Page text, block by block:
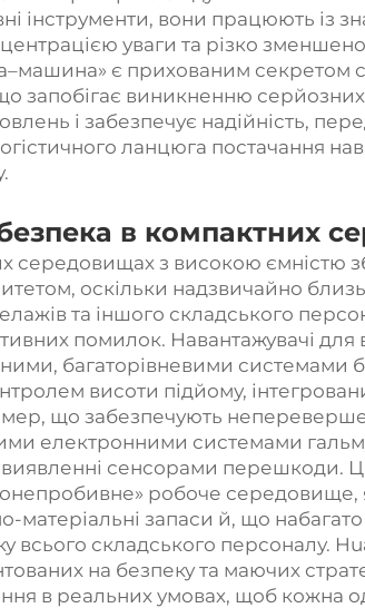
інструменти, вони працюють із
уваги та різко
є прихованим секретом
запобігає виникненню серйозних
і забезпечує надійність,
ланцюга постачання
в компактних
середовищах з високою ємністю
оскільки надзвичайно
та іншого складського
помилок. Навантажувачі для
багаторівневими системами
висоти підйому,
що забезпечують
електронними системами
сенсорами перешкоди.
робоче середовище,
матеріальні запаси й, що
всього складського персоналу.
на безпеку та маючих
в реальних умовах, щоб кожна